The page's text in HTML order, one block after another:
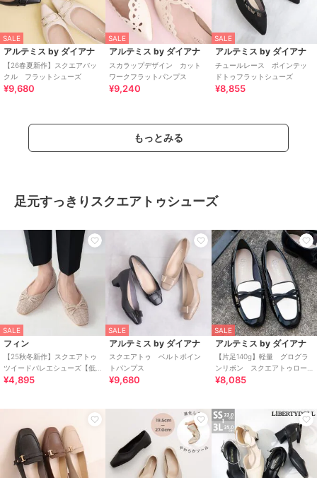
SALE
アルテミス by ダイアナ
【26春夏新作】スクエアバッ
クル フラットシューズ
¥9,680
SALE
アルテミス by ダイアナ
スカラップデザイン カット
ワークフラットパンプス
¥9,240
SALE
アルテミス by ダイアナ
チュールレース ポインテッ
ドトゥフラットシューズ
¥8,855
もっとみる
足元すっきりスクエアトゥシューズ
SALE
フィン
【25秋冬新作】スクエアトゥ
ツイードバレエシューズ【低
反発スポンジ入り】
¥4,895
SALE
アルテミス by ダイアナ
スクエアトゥ ベルトポイン
トパンプス
¥9,680
SALE
アルテミス by ダイアナ
【片足140g】軽量 グログラ
ンリボン スクエアトゥロー
ファー
¥8,085